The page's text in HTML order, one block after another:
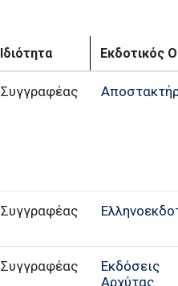
Ιδιότητα Εκδοτικός
Συγγραφέας
Συγγραφέας
Συγγραφέας
Εκδόσεις
Αρχύτας